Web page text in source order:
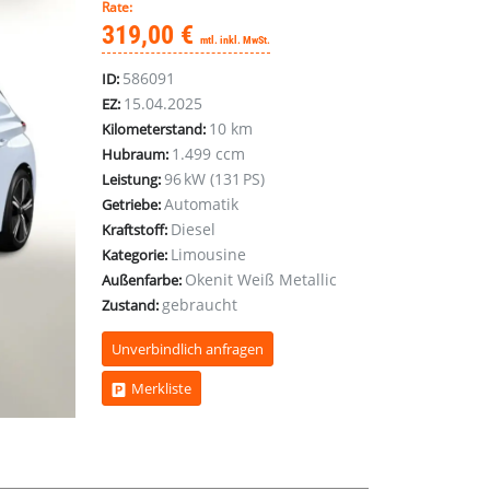
Rate:
319,00 € mtl. inkl. MwSt.
ID: 586091
EZ: 15.04.2025
Kilometerstand: 10 km
Hubraum: 1.499 ccm
Leistung:96 kW (131 PS)
Getriebe:Automatik
Kraftstoff: Diesel
Kategorie: Limousine
Außenfarbe: Okenit Weiß Metallic
Zustand:gebraucht
Unverbindlich anfragen
Merkliste